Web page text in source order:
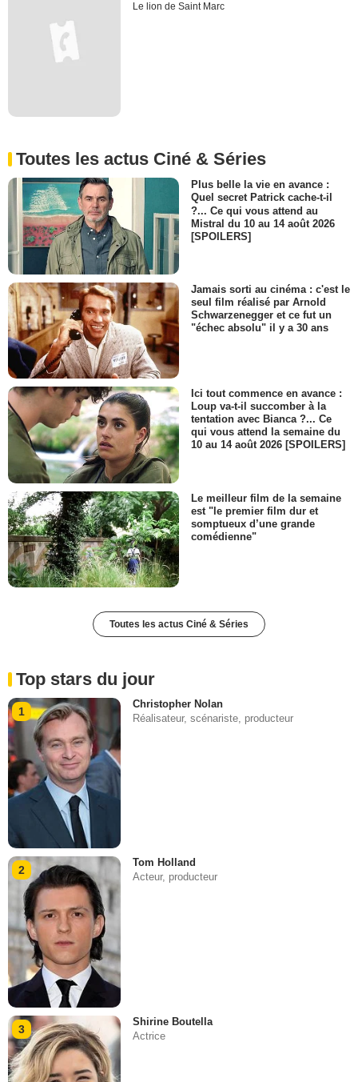
Le lion de Saint Marc
Toutes les actus Ciné & Séries
Plus belle la vie en avance :
Quel secret Patrick cache-t-il
?... Ce qui vous attend au
Mistral du 10 au 14 août 2026
[SPOILERS]
Jamais sorti au cinéma : c'est le
seul film réalisé par Arnold
Schwarzenegger et ce fut un
"échec absolu" il y a 30 ans
Ici tout commence en avance :
Loup va-t-il succomber à la
tentation avec Bianca ?... Ce
qui vous attend la semaine du
10 au 14 août 2026 [SPOILERS]
Le meilleur film de la semaine
est "le premier film dur et
somptueux d’une grande
comédienne"
Toutes les actus Ciné & Séries
Top stars du jour
1
Christopher Nolan
Réalisateur, scénariste, producteur
2
Tom Holland
Acteur, producteur
3
Shirine Boutella
Actrice